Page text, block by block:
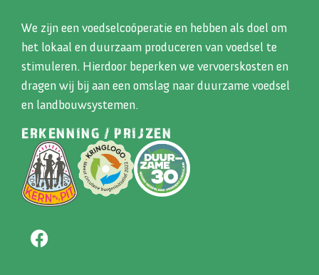
We zijn een voedselcoöperatie en hebben als doel om
het lokaal en duurzaam produceren van voedsel te
stimuleren. Hierdoor beperken we vervoerskosten en
dragen wij bij aan een omslag naar duurzame voedsel
en landbouwsystemen.
ERKENNING / PRIJZEN